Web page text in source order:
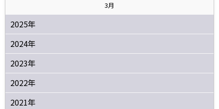
3月
2025年
2024年
2023年
2022年
2021年